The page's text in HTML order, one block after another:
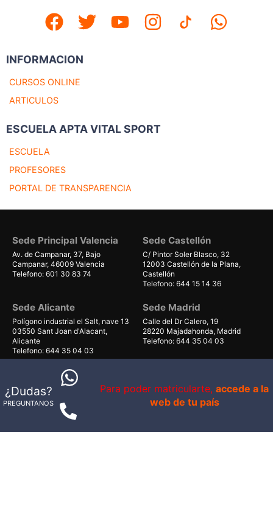
¿Dudas?
PREGUNTANOS
Para poder matricularte,accede a la
web de tu país
INFORMACION
CURSOS ONLINE
ARTICULOS
ESCUELA APTA VITAL SPORT
ESCUELA
PROFESORES
PORTAL DE TRANSPARENCIA
Sede Principal Valencia
Av. de Campanar, 37, Bajo
Campanar, 46009 Valencia
Telefono: 601 30 83 74
Sede Castellón
C/ Pintor Soler Blasco, 32
12003 Castellón de la Plana,
Castellón
Telefono: 644 15 14 36
Sede Alicante
Polígono industrial el Salt, nave 13
03550 Sant Joan d'Alacant,
Alicante
Telefono: 644 35 04 03
Sede Madrid
Calle del Dr Calero, 19
28220 Majadahonda, Madrid
Telefono: 644 35 04 03
Sede Gran Canaria
Avenida de Gáldar 56, planta 1
local 40
35100, Maspalomas, Las Palmas
Telefono: 679 55 59 06
Carrer Can Valero 31, Nave 8,
Ponent
07011 Palma, Illes Balears